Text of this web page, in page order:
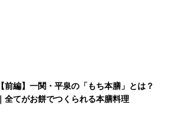
【前編】一関・平泉の「もち本膳」とは？
｜全てがお餅でつくられる本膳料理